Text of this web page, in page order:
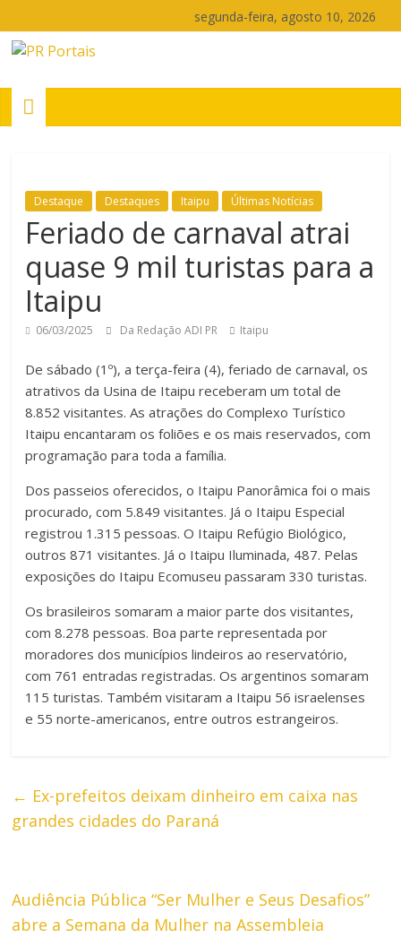
para
segunda-feira, agosto 10, 2026
PR
Portais
de
notícias
Paraná
Destaque Destaques Itaipu Últimas Notícias
Feriado de carnaval atrai
quase 9 mil turistas para a
Itaipu
06/03/2025 Da Redação ADI PR Itaipu
De sábado (1º), a terça-feira (4), feriado de carnaval, os
atrativos da Usina de Itaipu receberam um total de
8.852 visitantes. As atrações do Complexo Turístico
Itaipu encantaram os foliões e os mais reservados, com
programação para toda a família.
Dos passeios oferecidos, o Itaipu Panorâmica foi o mais
procurado, com 5.849 visitantes. Já o Itaipu Especial
registrou 1.315 pessoas. O Itaipu Refúgio Biológico,
outros 871 visitantes. Já o Itaipu Iluminada, 487. Pelas
exposições do Itaipu Ecomuseu passaram 330 turistas.
Os brasileiros somaram a maior parte dos visitantes,
com 8.278 pessoas. Boa parte representada por
moradores dos municípios lindeiros ao reservatório,
com 761 entradas registradas. Os argentinos somaram
115 turistas. Também visitaram a Itaipu 56 israelenses
e 55 norte-americanos, entre outros estrangeiros.
← Ex-prefeitos deixam dinheiro em caixa nas
grandes cidades do Paraná
Audiência Pública “Ser Mulher e Seus Desafios”
abre a Semana da Mulher na Assembleia